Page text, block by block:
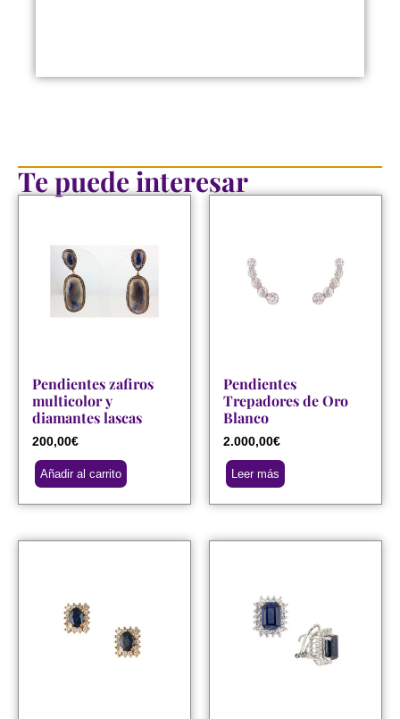
Te puede interesar
Pendientes zafiros
multicolor y
diamantes lascas
200,00€
Añadir al carrito
Pendientes
Trepadores de Oro
Blanco
2.000,00€
Leer más